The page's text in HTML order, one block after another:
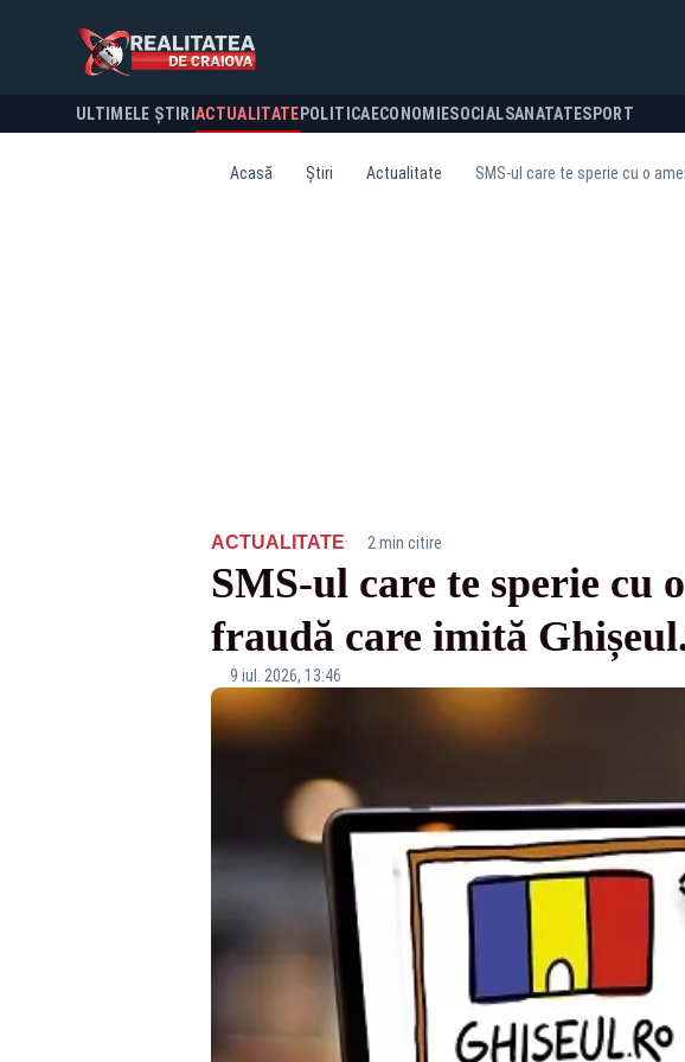
ULTIMELE ȘTIRI ACTUALITATE POLITICA ECONOMIESOCIALSANATATESPORT
Acasă Știri Actualitate SMS-ul care te sperie cu o
ACTUALITATE· 2 min citire
SMS-ul care te sperie cu
fraudă care imită
9 iul. 2026, 13:46